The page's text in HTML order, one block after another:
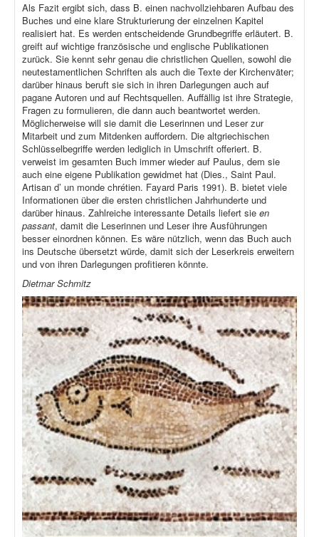
Als Fazit ergibt sich, dass B. einen nachvollziehbaren Aufbau des
Buches und eine klare Strukturierung der einzelnen Kapitel
realisiert hat. Es werden entscheidende Grundbegriffe erläutert. B.
greift auf wichtige französische und englische Publikationen
zurück. Sie kennt sehr genau die christlichen Quellen, sowohl die
neutestamentlichen Schriften als auch die Texte der Kirchenväter;
darüber hinaus beruft sie sich in ihren Darlegungen auch auf
pagane Autoren und auf Rechtsquellen. Auffällig ist ihre Strategie,
Fragen zu formulieren, die dann auch beantwortet werden.
Möglicherweise will sie damit die Leserinnen und Leser zur
Mitarbeit und zum Mitdenken auffordern. Die altgriechischen
Schlüsselbegriffe werden lediglich in Umschrift offeriert. B.
verweist im gesamten Buch immer wieder auf Paulus, dem sie
auch eine eigene Publikation gewidmet hat (Dies., Saint Paul.
Artisan d’ un monde chrétien. Fayard Paris 1991). B. bietet viele
Informationen über die ersten christlichen Jahrhunderte und
darüber hinaus. Zahlreiche interessante Details liefert sie en
passant, damit die Leserinnen und Leser ihre Ausführungen
besser einordnen können. Es wäre nützlich, wenn das Buch auch
ins Deutsche übersetzt würde, damit sich der Leserkreis erweitern
und von ihren Darlegungen profitieren könnte.
Dietmar Schmitz